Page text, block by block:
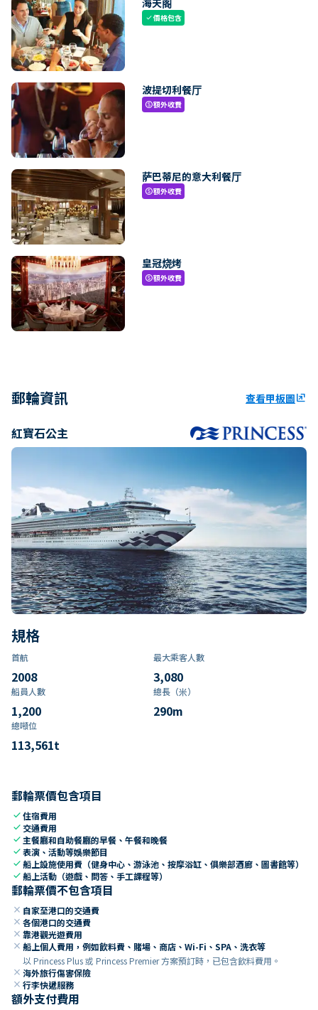
check價格包含
波提切利餐厅
paid額外收費
萨巴蒂尼的意大利餐厅
paid額外收費
皇冠烧烤
paid額外收費
郵輪資訊 查看甲板圖ungroup
紅寶石公主
規格
首航
2008
最大乘客人數
3,080
船員人數
1,200
總長（米）
290m
總噸位
113,561t
郵輪票價包含項目
check住宿費用
check 交通費用
check 主餐廳和自助餐廳的早餐、午餐和晚餐
check表演、活動等娛樂節目
check船上設施使用費（健身中心、游泳池、按摩浴缸、俱樂部酒廊、圖書館等）
check船上活動（遊戲、問答、手工課程等）
郵輪票價不包含項目
close 自家至港口的交通費
close 各個港口的交通費
close 靠港觀光遊費用
close 船上個人費用，例如飲料費、賭場、商店、Wi-Fi、SPA、洗衣等
以 Princess Plus 或 Princess Premier 方案預訂時，已包含飲料費用。
close 海外旅行傷害保險
close 行李快遞服務
額外支付費用